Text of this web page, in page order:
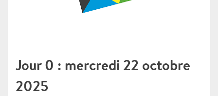
Jour 0 : mercredi 22 octobre
2025